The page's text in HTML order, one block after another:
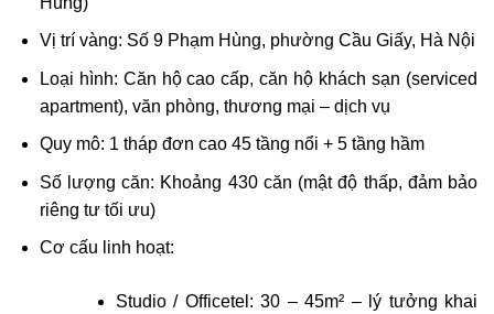
Vị trí vàng: Số 9 Phạm Hùng, phường Cầu Giấy, Hà Nội
Loại hình: Căn hộ cao cấp, căn hộ khách sạn (serviced
apartment), văn phòng, thương mại – dịch vụ
Quy mô: 1 tháp đơn cao 45 tầng nổi + 5 tầng hầm
Số lượng căn: Khoảng 430 căn (mật độ thấp, đảm bảo
riêng tư tối ưu)
Cơ cấu linh hoạt:
Studio / Officetel: 30 – 45m² – lý tưởng khai